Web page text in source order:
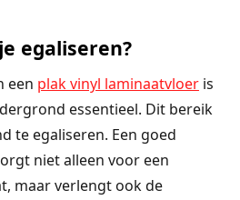
egaliseren?
een plak vinyl laminaatvloeris
essentieel. Dit bereik
te egaliseren. Een goed
niet alleen voor een
maar verlengt ook de